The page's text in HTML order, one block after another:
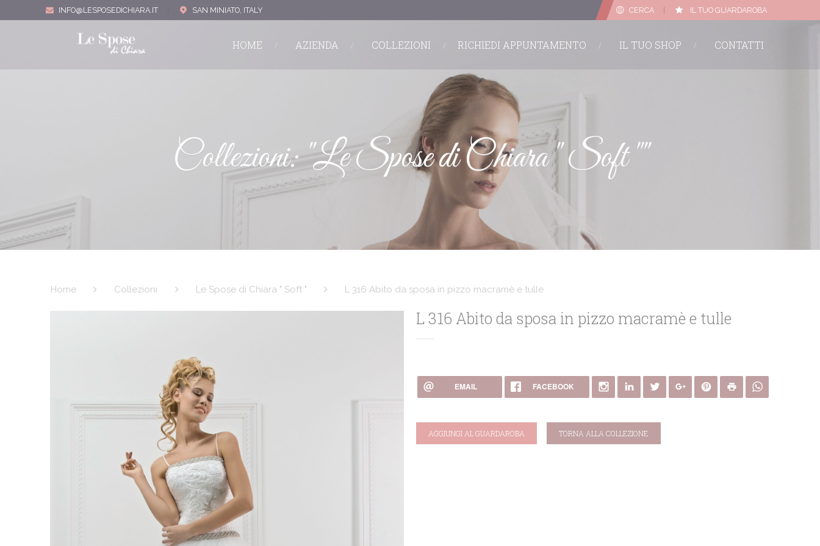
INFO@LESPOSEDICHIARA.IT SAN MINIATO, ITALY CERCA IL TUO GUARDAROBA
HOME AZIENDA COLLEZIONI RICHIEDI APPUNTAMENTO IL TUO SHOP CONTATTI
Collezioni: "Le Spose di Chiara " Soft ""
Home Collezioni Le Spose di Chiara " Soft " L 316 Abito da sposa in pizzo macramè e tulle
L 316 Abito da sposa in pizzo macramè e tulle
EMAIL FACEBOOK
AGGIUNGI AL GUARDAROBA TORNA ALLA COLLEZIONE